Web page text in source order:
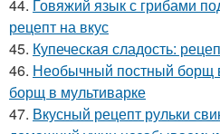
44. Говяжий язык с грибами
рецепт на вкус
45. Купеческая сладость:
46. Необычный постный борщ
борщ в мультиварке
47. Вкусный рецепт рульки